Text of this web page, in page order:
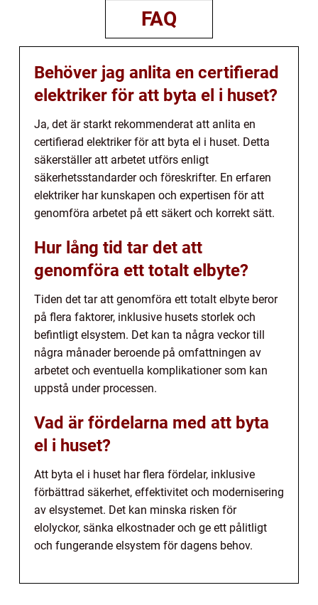
FAQ
Behöver jag anlita en certifierad
elektriker för att byta el i huset?
Ja, det är starkt rekommenderat att anlita en
certifierad elektriker för att byta el i huset. Detta
säkerställer att arbetet utförs enligt
säkerhetsstandarder och föreskrifter. En erfaren
elektriker har kunskapen och expertisen för att
genomföra arbetet på ett säkert och korrekt sätt.
Hur lång tid tar det att
genomföra ett totalt elbyte?
Tiden det tar att genomföra ett totalt elbyte beror
på flera faktorer, inklusive husets storlek och
befintligt elsystem. Det kan ta några veckor till
några månader beroende på omfattningen av
arbetet och eventuella komplikationer som kan
uppstå under processen.
Vad är fördelarna med att byta
el i huset?
Att byta el i huset har flera fördelar, inklusive
förbättrad säkerhet, effektivitet och modernisering
av elsystemet. Det kan minska risken för
elolyckor, sänka elkostnader och ge ett pålitligt
och fungerande elsystem för dagens behov.